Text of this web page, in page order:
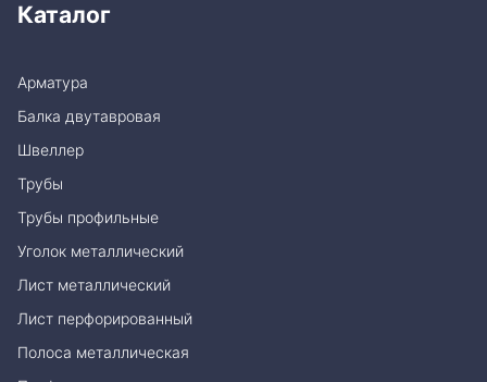
Каталог
Арматура
Балка двутавровая
Швеллер
Трубы
Трубы профильные
Уголок металлический
Лист металлический
Лист перфорированный
Полоса металлическая